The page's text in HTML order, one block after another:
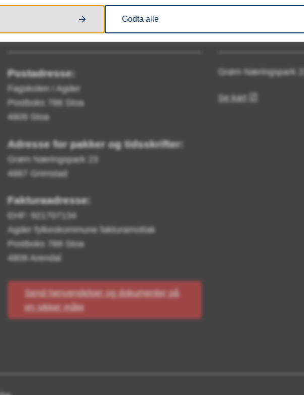
Skriv til oss
Postadresse:
Fagskolen i Agder
Postboks 788 Stoa
4809 Stoa
Adresse for pakker og tidsskrifter:
Grøm Næringspark 23
4887 Grimstad
Fakturaadresse:
EHF: 921707134
Agder fylkeskommune fakturamottak
Postboks 788 Stoa
4809 Arendal
Send henvendelser og dokumenter på
en sikker måte
Besøk oss
Grøm Næringspark 23
Se kart
Godta alle